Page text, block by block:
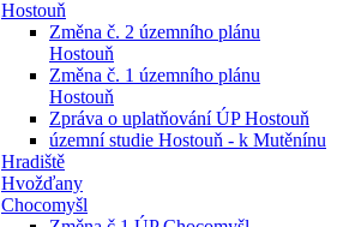
Hostouň
Změna č. 2 územního plánu
Hostouň
Změna č. 1 územního plánu
Hostouň
Zpráva o uplatňování ÚP Hostouň
územní studie Hostouň - k Mutěnínu
Hradiště
Hvožďany
Chocomyšl